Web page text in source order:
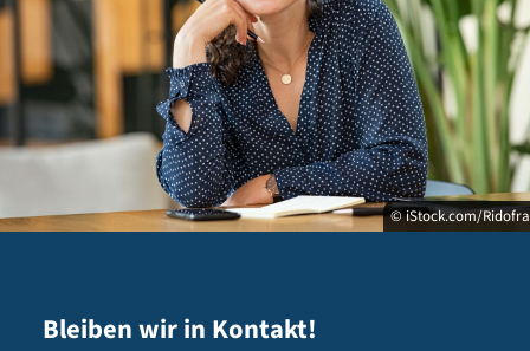
© iStock.com/
Bleiben wir in Kontakt!